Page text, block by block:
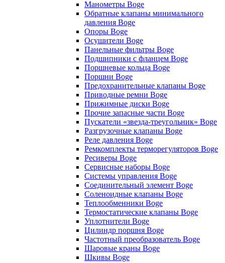
Манометры Boge
Обратные клапаны минимального
давления Boge
Опоры Boge
Осушители Boge
Панельные фильтры Boge
Подшипники с фланцем Boge
Поршневые кольца Boge
Поршни Boge
Предохранительные клапаны Boge
Приводные ремни Boge
Прижимные диски Boge
Прочие запасные части Boge
Пускатели «звезда-треугольник» Boge
Разгрузочные клапаны Boge
Реле давления Boge
Ремкомплекты терморегуляторов Boge
Ресиверы Boge
Сервисные наборы Boge
Системы управления Boge
Соединительный элемент Boge
Соленоидные клапаны Boge
Теплообменники Boge
Термостатические клапаны Boge
Уплотнители Boge
Цилиндр поршня Boge
Частотный преобразователь Boge
Шаровые краны Boge
Шкивы Boge